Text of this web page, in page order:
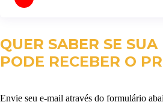
QUER SABER SE
PODE RECEBER O
Envie seu e-mail através do formulário